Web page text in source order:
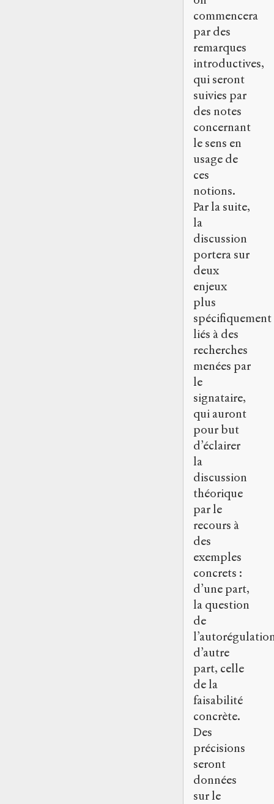
commencera
par des
remarques
introductives,
qui seront
suivies par
des notes
concernant
le sens en
usage de
ces
notions.
Par la suite,
la
discussion
portera sur
deux
enjeux
plus
spécifiquement
liés à des
recherches
menées par
le
signataire,
qui auront
pour but
d’éclairer
la
discussion
théorique
par le
recours à
des
exemples
concrets :
d’une part,
la question
de
d’autre
part, celle
de la
faisabilité
concrète.
Des
précisions
seront
données
sur le